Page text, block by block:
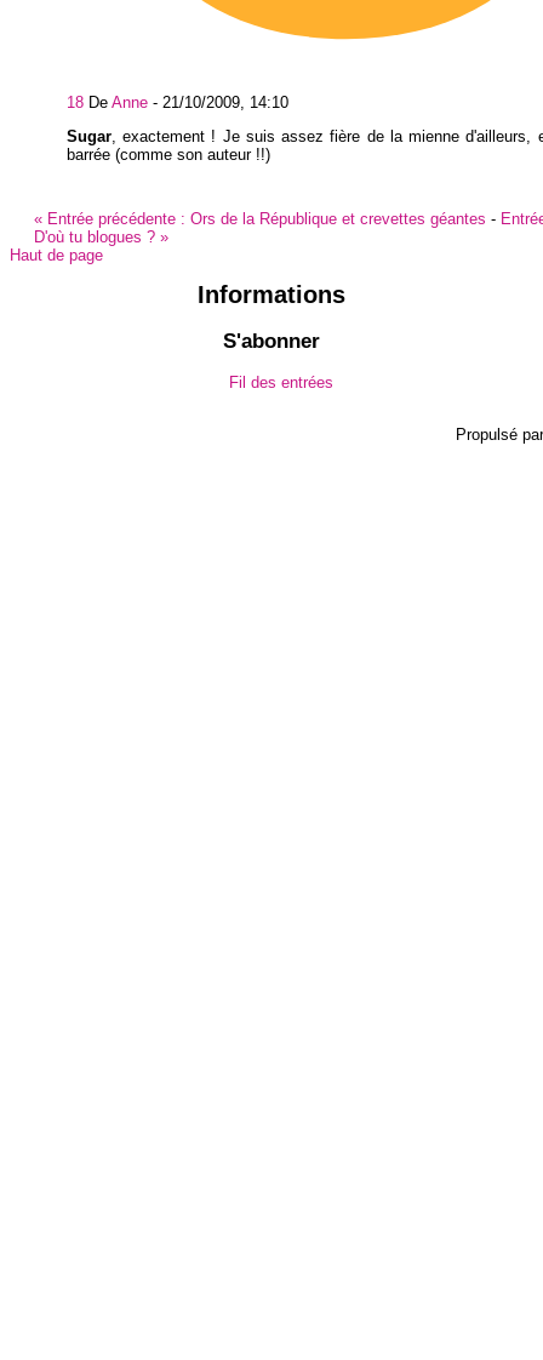
18 De Anne - 21/10/2009, 14:10
Sugar , exactement ! Je suis assez fière de la mienne d'ailleurs,
barrée (comme son auteur !!)
« Entrée précédente : Ors de la République et crevettes géantes -
D'où tu blogues ? »
Haut de page
Informations
S'abonner
Fil des entrées
Propulsé